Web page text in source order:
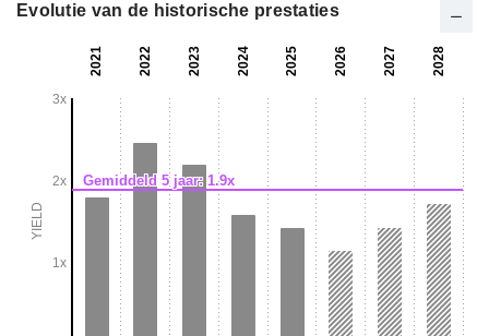
Evolutie van de historische prestaties